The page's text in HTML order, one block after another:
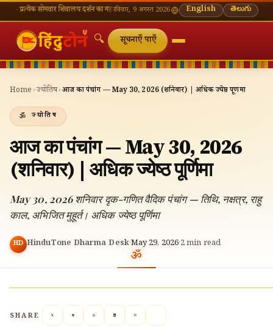
शिवालय दर्शन का महत्व🌸 गणेश चतुर्थी — भाद्रपद शुक्ल चतुर्थी⛩ काशी विश्वनाथ — आज के
रविवार, 9 अगस्त 2026 English తెలుగు
🔍 सूचनाएँ पाएँ
Home ›ज्योतिष›आज का पंचांग — May 30, 2026 (शनिवार) | अधिक ज्येष्ठ पूर्णिमा
ज्योतिष
आज का पंचांग — May 30, 2026
(शनिवार) | अधिक ज्येष्ठ पूर्णिमा
May 30, 2026 शनिवार दृक-गणित वैदिक पंचांग — तिथि, नक्षत्र, राहु
काल, अभिजित मुहूर्त। अधिक ज्येष्ठ पूर्णिमा
HD HinduTone Dharma Desk·May 29, 2026·2min read
SHARE